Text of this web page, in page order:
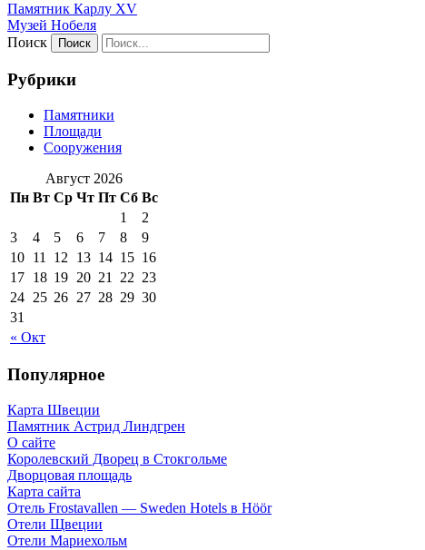
Памятник Карлу XV
Музей Нобеля
Поиск
Рубрики
Памятники
Площади
Сооружения
Август 2026
Пн Вт Ср Чт Пт Сб Вс
« Окт
1
2
3
4 5 6 7 8
9
10 11 12 13 14 15 16
17 18 19 20 21 22 23
24 25 26 27 28 29 30
31
Популярное
Карта Швеции
Памятник Астрид Линдгрен
О сайте
Королевский Дворец в Стокгольме
Дворцовая площадь
Карта сайта
Отель Frostavallen — Sweden Hotels в Höör
Отели Щвеции
Отели Мариехольм